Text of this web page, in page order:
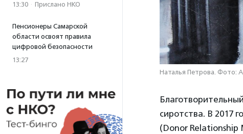
13:30 · Прислано НКО
Пенсионеры Самарской
области освоят правила
цифровой безопасности
13:27
Наталья Петрова. Фото:
сиротства. В 2017
(Donor